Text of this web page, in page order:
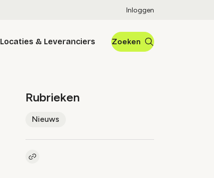
Inloggen
Locaties & Leveranciers Zoeken
Rubrieken
Nieuws
Kopieer link naar artikel